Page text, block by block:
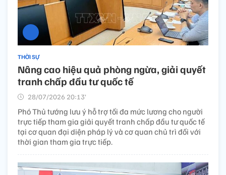
THỜI SỰ
Nâng cao hiệu quả phòng ngừa, giải quyết
tranh chấp đầu tư quốc tế​
28/07/2026 20:13’
Phó Thủ tướng lưu ý hỗ trợ tối đa mức lương cho người
trực tiếp tham gia giải quyết tranh chấp đầu tư quốc tế
tại cơ quan đại diện pháp lý và cơ quan chủ trì đối với
thời gian tham gia trực tiếp.